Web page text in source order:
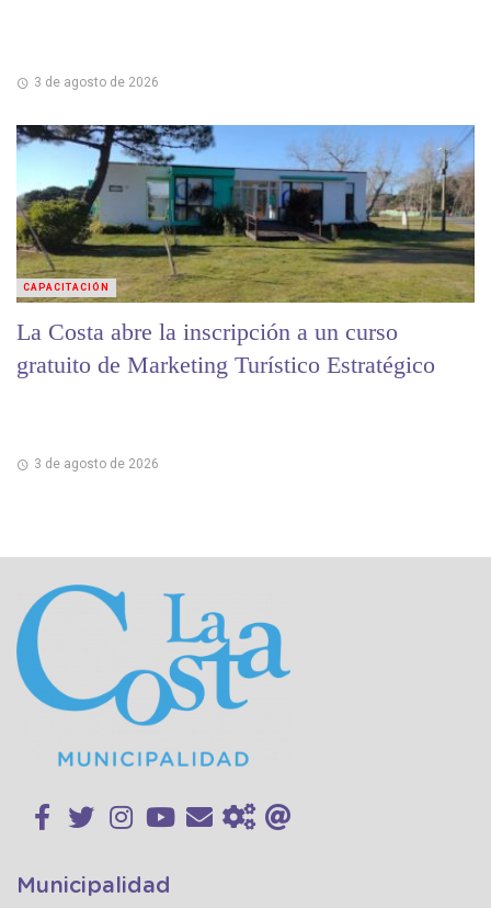
3 de agosto de 2026
La Costa abre la inscripción a un curso
gratuito de Marketing Turístico Estratégico
3 de agosto de 2026
CAPACITACIÓN
Municipalidad